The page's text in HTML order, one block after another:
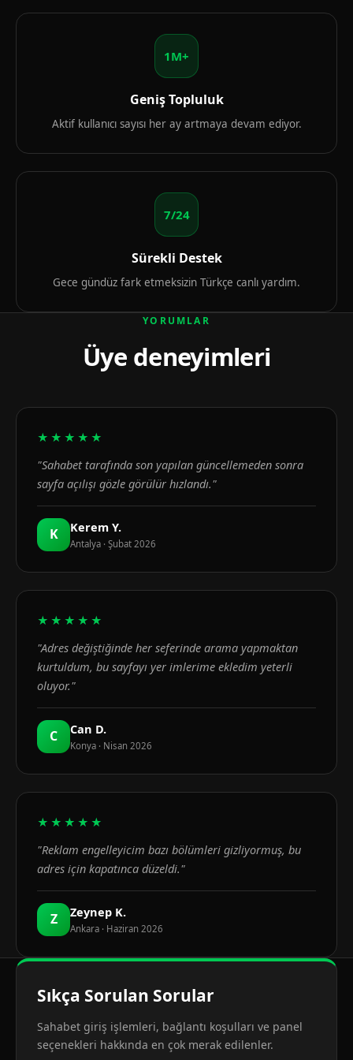
1M+
Geniş Topluluk
Aktif kullanıcı sayısı her ay artmaya devam ediyor.
7/24
Sürekli Destek
Gece gündüz fark etmeksizin Türkçe canlı yardım.
YORUMLAR
Üye deneyimleri
★★★★★
"Sahabet tarafında son yapılan güncellemeden sonra
sayfa açılışı gözle görülür hızlandı."
K Kerem Y.
Antalya · Şubat 2026
★★★★★
"Adres değiştiğinde her seferinde arama yapmaktan
kurtuldum, bu sayfayı yer imlerime ekledim yeterli
oluyor."
C Can D.
Konya · Nisan 2026
★★★★★
"Reklam engelleyicim bazı bölümleri gizliyormuş, bu
adres için kapatınca düzeldi."
Z Zeynep K.
Ankara · Haziran 2026
Sıkça Sorulan Sorular
Sahabet giriş işlemleri, bağlantı koşulları ve panel
seçenekleri hakkında en çok merak edilenler.